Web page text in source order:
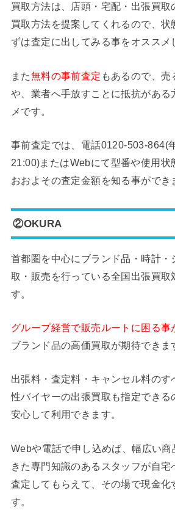
買取方法は、店頭・宅配・出張買取
買取方法を提案してくれるので、状
ずは査定に出してみる事をオススメ
また無料の事前査定 もあるので、
や、業者へ手放すことに抵抗がある
メです。
事前査定では、電話0120-503-864(
21:00)またはWebにて型番や使用状
おおよその査定金額を知る事ができ
②OKURA
首都圏を中心にブランド品・時計・
取・販売を行っている全国出張買取
す。
グループ経営で販売ルートに困る事
ブランド品の高価買取が期待できま
出張料・査定料・キャンセル料の
性バイヤーの出張買取も指定できる
安心して利用できます。
Webや電話で申し込めば、幅広い商
きた専門知識のあるスタッフが自
査定してもらえて、その場で現金化
す。